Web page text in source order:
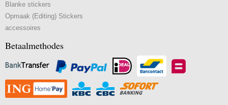
Blanke stickers
Opmaak (Editing) Stickers
accessoires
Betaalmethodes